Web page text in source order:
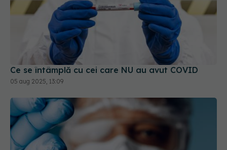
Ce se întâmplă cu cei care NU au avut COVID
05 aug 2025, 13:09